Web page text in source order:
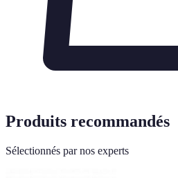
Produits recommandés
Sélectionnés par nos experts